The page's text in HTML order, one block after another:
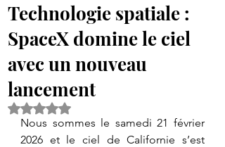
Technologie spatiale :
SpaceX domine le ciel
avec un nouveau
lancement
Noté NaN étoiles sur 5.
​Nous sommes le samedi 21 février
2026 et le ciel de Californie s’est